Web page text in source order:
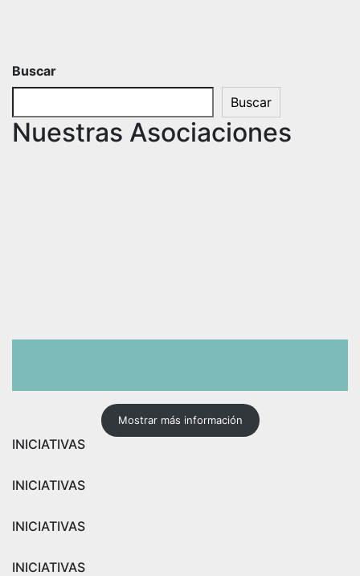
Buscar
Buscar
Nuestras Asociaciones
Mostrar más información
INICIATIVAS
INICIATIVAS
INICIATIVAS
INICIATIVAS